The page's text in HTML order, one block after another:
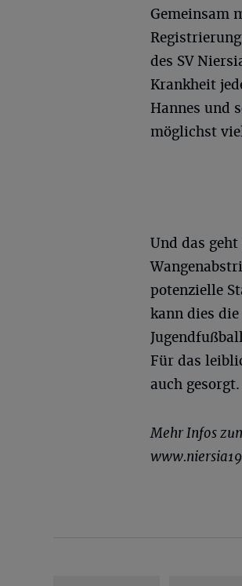
Gemeinsam
des SV
Krankheit
Hannes und
möglichst
Und das
potenzielle
kann dies die
Für das
auch gesorgt.
Mehr Infos